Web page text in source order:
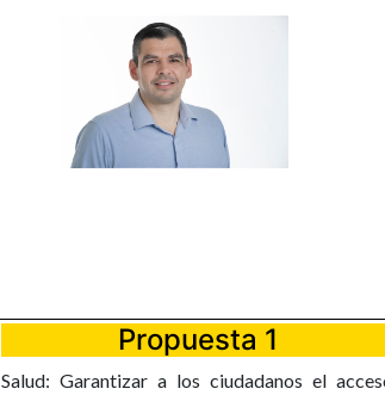
Propuesta 1
Salud: Garantizar a los ciudadanos el